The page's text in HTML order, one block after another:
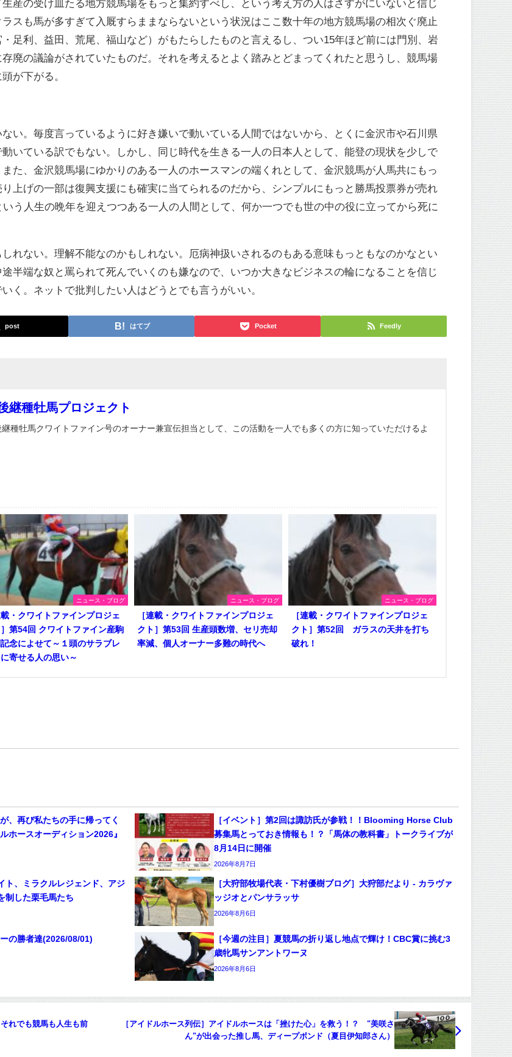
産の受け皿たる地方競馬場をもっと集約すべし、という考え方の人はさすがにいないと信じ
スも馬が多すぎて入厩すらままならないという状況はここ数十年の地方競馬場の相次ぐ廃止
足利、益田、荒尾、福山など）がもたらしたものと言えるし、つい15年ほど前には門別、岩
廃の議論がされていたものだ。それを考えるとよく踏みとどまってくれたと思うし、競馬場
が下がる。
い。毎度言っているように好き嫌いで動いている人間ではないから、とくに金沢市や石川県
いている訳でもない。しかし、同じ時代を生きる一人の日本人として、能登の現状を少しで
た、金沢競馬場にゆかりのある一人のホースマンの端くれとして、金沢競馬が人馬共にもっ
上げの一部は復興支援にも確実に当てられるのだから、シンプルにもっと勝馬投票券が売れ
う人生の晩年を迎えつつある一人の人間として、何か一つでも世の中の役に立ってから死に
れない。理解不能なのかもしれない。厄病神扱いされるのもある意味もっともなのかなとい
半端な奴と罵られて死んでいくのも嫌なので、いつか大きなビジネスの輪になることを信じ
く。ネットで批判したい人はどうとでも言うがいい。
post はてブ Pocket Feedly
継種牡馬プロジェクト
継種牡馬クワイトファイン号のオーナー兼宣伝担当として、この活動を一人でも多くの方に知っていただけるよ
ニュース・ブログ
載・クワイトファインプロジェ
第54回 クワイトファイン産駒
記念によせて～１頭のサラブレ
寄せる人の思い～
ニュース・ブログ
［連載・クワイトファインプロジェ
クト］第53回 生産頭数増、セリ売却
率減、個人オーナー多難の時代へ
ニュース・ブログ
［連載・クワイトファインプロジェ
クト］第52回 ガラスの天井を打ち
破れ！
、再び私たちの手に帰ってく
ホースオーディション2026』
［イベント］第2回は諏訪氏が参戦！！Blooming Horse Club
募集馬とっておき情報も！？「馬体の教科書」トークライブが
8月14日に開催
2026年8月7日
ト、ミラクルレジェンド、アジ
制した栗毛馬たち
［大狩部牧場代表・下村優樹ブログ］大狩部だより - カラヴァ
ッジオとパンサラッサ
2026年8月6日
の勝者達(2026/08/01)
［今週の注目］夏競馬の折り返し地点で輝け！CBC賞に挑む3
歳牝馬サンアントワーヌ
2026年8月6日
れでも競馬も人生も前
［アイドルホース列伝］アイドルホースは「挫けた心」を救う！？ "美咲さ
ん"が出会った推し馬、ディープボンド（夏目伊知郎さん）